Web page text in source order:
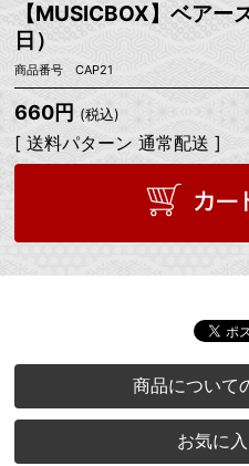
【MUSICBOX】ベア
日）
商品番号 CAP21
660円 (税込)
[ 送料パターン 通常配送 ]
商品について
お気に